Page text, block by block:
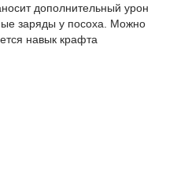
дополнительный урон
заряды у посоха. Можно
навык крафта